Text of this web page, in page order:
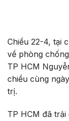
Chiều 22-4, tại
về phòng
TP HCM
chiều cùng
trị.
TP HCM đã